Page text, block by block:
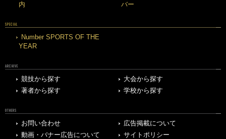
内
バー
SPECIAL
Number SPORTS OF THE
YEAR
ARCHIVE
競技から探す
大会から探す
著者から探す
学校から探す
OTHERS
お問い合わせ
広告掲載について
動画・バナー広告について
サイトポリシー